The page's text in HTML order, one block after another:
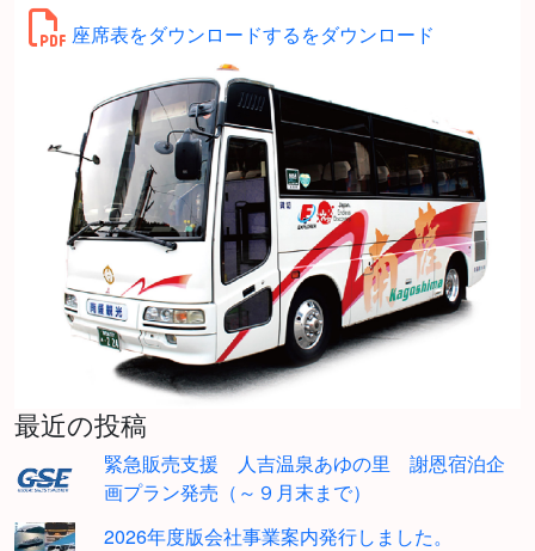
座席表をダウンロードするをダウンロード
最近の投稿
緊急販売支援 人吉温泉あゆの里 謝恩宿泊企
画プラン発売（～９月末まで）
2026年度版会社事業案内発行しました。